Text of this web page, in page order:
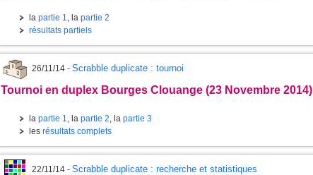
la partie 1, la partie 2
résultats partiels
26/11/14 - Scrabble duplicate : tournoi
Tournoi en duplex Bourges Clouange (23 Novembre 2014)
la partie 1 , la partie 2 , la partie 3
les résultats complets
22/11/14 - Scrabble duplicate : recherche et statistiques